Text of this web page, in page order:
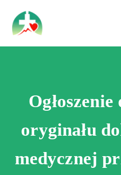
Wojewódzki
Św. Rafała w
oryginału
medycznej